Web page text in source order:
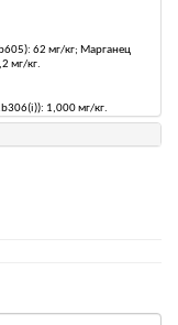
62 мг/кг; Марганец
мг/кг.
1,000 мг/кг.